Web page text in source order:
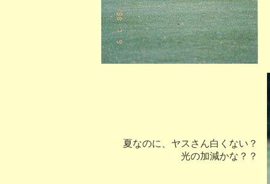
夏なのに、ヤスさん白くない？
光の加減かな？？